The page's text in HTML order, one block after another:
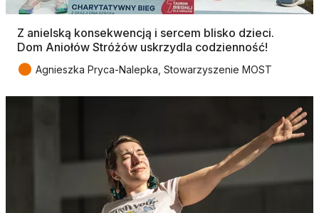
Z anielską konsekwencją i sercem blisko dzieci.
Dom Aniołów Stróżów uskrzydla codzienność!
● Agnieszka Pryca-Nalepka, Stowarzyszenie MOST